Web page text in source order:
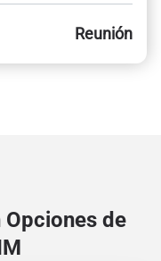
Reunión
Opciones de